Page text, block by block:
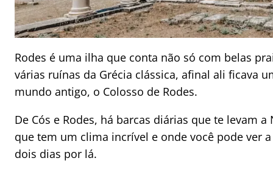
Rodes é uma ilha que conta não só com belas
várias ruínas da Grécia clássica, afinal ali ficava
mundo antigo, o Colosso de Rodes.
De Cós e Rodes, há barcas diárias que te levam
que tem um clima incrível e onde você pode ver
dois dias por lá.